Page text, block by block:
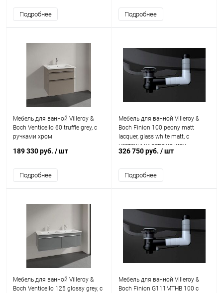
Подробнее Подробнее
Мебель для ванной Villeroy &
Boch Venticello 60 truffle grey, с
ручками хром
189 330 руб. / шт
Подробнее
Мебель для ванной Villeroy &
Boch Finion 100 peony matt
lacquer, glass white matt, с
настенным освещением
326 750 руб. / шт
Подробнее
Мебель для ванной Villeroy &
Boch Venticello 125 glossy grey, с
Мебель для ванной Villeroy &
Boch Finion G111MTHB 100 с